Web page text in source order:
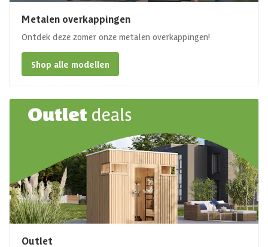
Metalen overkappingen
Ontdek deze zomer onze metalen overkappingen!
Shop alle modellen
Outlet